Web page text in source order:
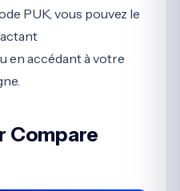
PUK, vous pouvez le
en accédant à votre
Compare